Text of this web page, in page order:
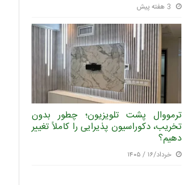
3 هفته پیش
ترمووال پشت تلویزیون؛ چطور بدون
تخریب، دکوراسیون پذیرایی را کاملاً تغییر
دهیم؟
خرداد/۱۶ / ۱۴۰۵